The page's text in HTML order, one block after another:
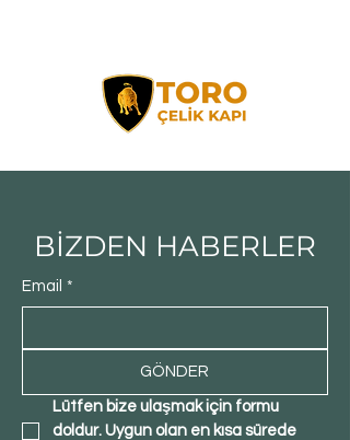
BİZDEN HABERLER
Email *
GÖNDER
Lütfen bize ulaşmak için formu
doldur. Uygun olan en kısa sürede